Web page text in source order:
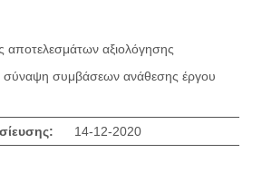
αξιολόγησης
σύναψη συμβάσεων ανάθεσης έργου
14-12-2020